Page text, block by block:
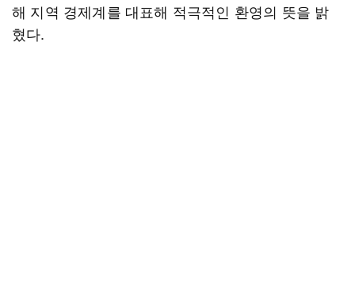
해 지역 경제계를 대표해 적극적인 환영의 뜻을 밝
혔다.